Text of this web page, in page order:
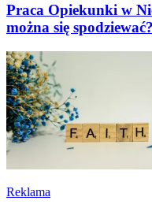
Praca Opiekunki w
można się spodziewać?
Reklama